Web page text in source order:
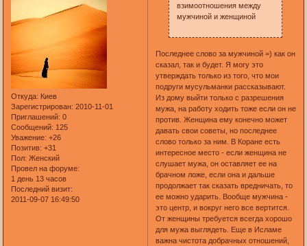
Откуда: Киев
Зарегистрирован: 2010-11-01
Приглашений: 0
Сообщений: 125
Уважение: +26
Позитив: +31
Пол: Женский
Провел на форуме:
1 день 13 часов
Последний визит:
2011-09-07 16:49:50
взимоотношения между
мужчиной и женщиной
Последнее слово за мужчиной =) как он
сказал, так и будет. Я могу это
утверждать только из того, что мои
подруги мусульманки рассказывают.
Из дому выйти только с разрешения
мужа, на работу ходить тоже если он не
против. Женщина ему конечно может
давать свои советы, но последнее
слово только за ним. В Коране есть
интересное место - если женщина не
слушает мужа, он оставляет ее на
брачном ложе, если она и дальше
продолжает так сказать вредничать, то
ее можно ударить. Вообще мужчина -
это центр, и вокруг него все вертится.
От женщины требуется всегда хорошо
для мужа выглядеть. Еще в Исламе
важна чистота добрачных отношений,